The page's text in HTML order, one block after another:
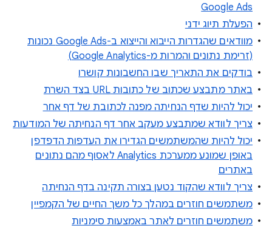
Google Ads
הפעלת תיוג ידני
מוודאים שהגדרות הייבוא והייצוא ב-Google Ads נכונות
(זרימת נתונים והמרות מ-Google Analytics)
בודקים את התאריך שבו החשבונות קושרו
באתר מתבצע שכתוב של כתובות URL בצד השרת
יכול להיות שדף הנחיתה מפנה לכתובת של דף אחר
צריך לוודא שמתבצע מעקב אחר דף הנחיתה של המודעות
יכול להיות שהמשתמשים הגדירו את העדפות הדפדפן
באופן שמונע ממערכת Analytics לאסוף מהם נתונים
באתרים
צריך לוודא שהקוד נטען בצורה תקינה בדף הנחיתה
משתמשים חוזרים במהלך כל משך החיים של הקמפיין
משתמשים חוזרים לאתר באמצעות סימניות